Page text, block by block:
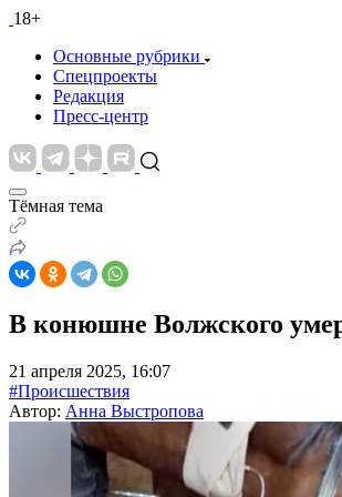
18+
Основные рубрики
Спецпроекты
Редакция
Пресс-центр
Тёмная тема
В конюшне Волжского
21 апреля 2025, 16:07
#Происшествия
Автор: Анна Выстропова